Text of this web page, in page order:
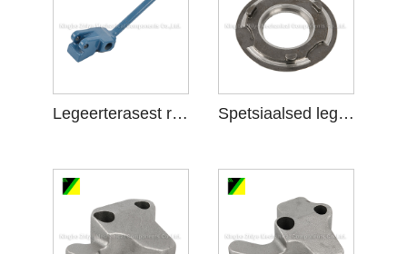
Legeerterasest ränidioksiidi Sol Investment Casting osad Spetsiaalsed legeerterasest ränidioksiidi soliidsed autoosad